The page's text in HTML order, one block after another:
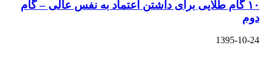
۱۰ گام طلایی برای داشتن اعتماد به نفس عالی – گام
دوم
1395-10-24